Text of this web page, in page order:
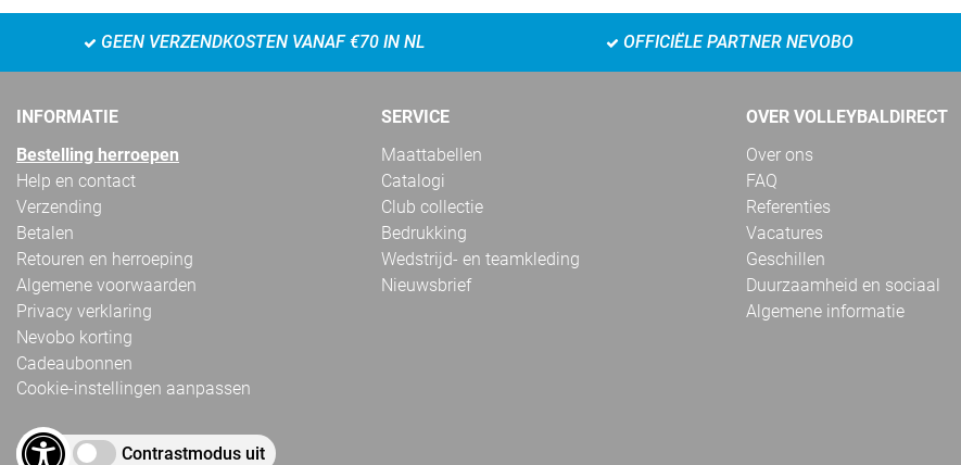
GEEN VERZENDKOSTEN VANAF €70 IN NL OFFICIËLE PARTNER NEVOBO
INFORMATIE
Bestelling herroepen
Help en contact
Verzending
Betalen
Retouren en herroeping
Algemene voorwaarden
Privacy verklaring
Nevobo korting
Cadeaubonnen
Cookie-instellingen aanpassen
Contrastmodus uit
SERVICE
Maattabellen
Catalogi
Club collectie
Bedrukking
Wedstrijd- en teamkleding
Nieuwsbrief
OVER VOLLEYBALDIRECT
Over ons
FAQ
Referenties
Vacatures
Geschillen
Duurzaamheid en sociaal
Algemene informatie